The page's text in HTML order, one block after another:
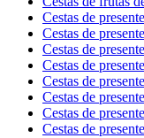
Cestas de
Cestas de
Cestas de
Cestas de
Cestas de
Cestas de
Cestas de
Cestas de